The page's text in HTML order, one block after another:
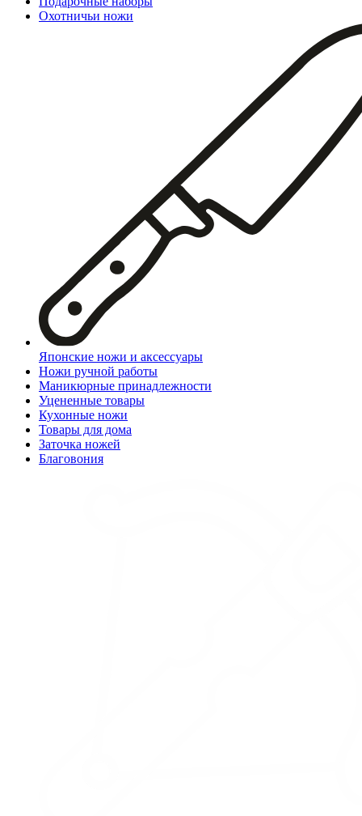
Охотничьи ножи
Японские ножи и аксессуары
Ножи ручной работы
Маникюрные принадлежности
Уцененные товары
Кухонные ножи
Товары для дома
Заточка ножей
Благовония